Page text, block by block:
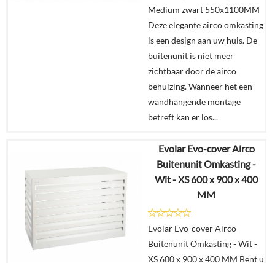
Medium zwart 550x1100MM
Deze elegante airco omkasting
is een design aan uw huis. De
buitenunit is niet meer
zichtbaar door de airco
behuizing. Wanneer het een
wandhangende montage
betreft kan er los...
€195,00
winkelmand
Evolar Evo-cover Airco
Buitenunit Omkasting -
Wit - XS 600 x 900 x 400
MM
Evolar Evo-cover Airco
Buitenunit Omkasting - Wit -
XS 600 x 900 x 400 MM Bent u